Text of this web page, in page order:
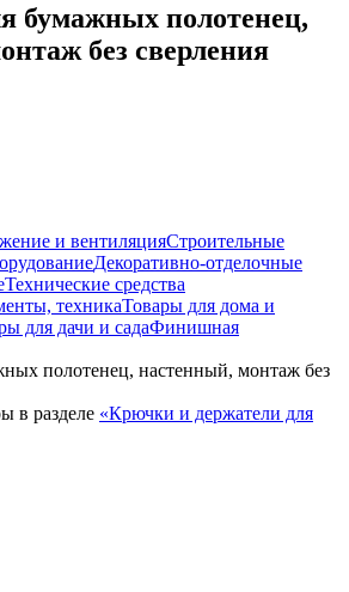
бумажных полотенец,
без сверления
и вентиляцияСтроительные
Декоративно-отделочные
Технические средства
техникаТовары для дома и
для дачи и садаФинишная
полотенец, настенный, монтаж без
в разделе «Крючки и держатели для